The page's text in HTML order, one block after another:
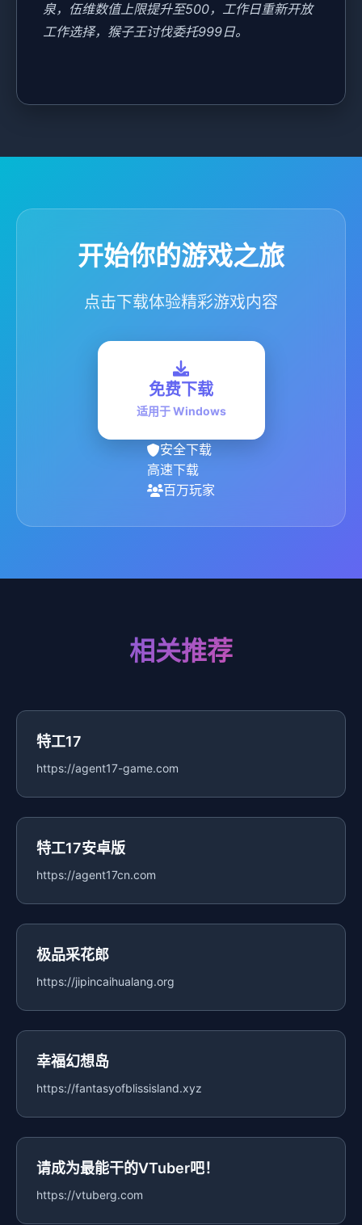
泉，伍维数值上限提升至500，工作日重新开放
工作选择，猴子王讨伐委托999日。
开始你的游戏之旅
点击下载体验精彩游戏内容
免费下载
适用于 Windows
安全下载
高速下载
百万玩家
相关推荐
特工17
https://agent17-game.com
特工17安卓版
https://agent17cn.com
极品采花郎
https://jipincaihualang.org
幸福幻想岛
https://fantasyofblissisland.xyz
请成为最能干的VTuber吧！
https://vtuberg.com